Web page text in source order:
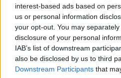
interest-based ads based on
us or personal information
your opt-out. You may
disclosure of your personal
IAB’s list of downstream
also be disclosed by us to third
Downstream Participants that
Országos hírek
Megérkezett
Aktuális